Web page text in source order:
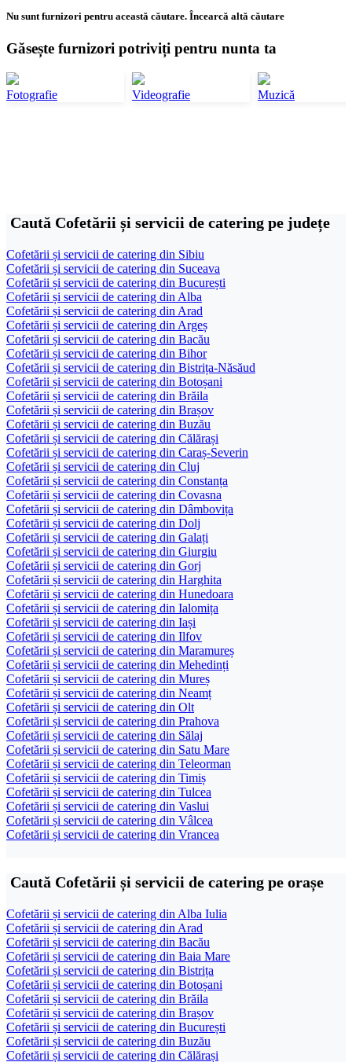
Nu sunt furnizori pentru această căutare. Încearcă altă căutare
Găsește furnizori potriviți pentru nunta ta
Fotografie Videografie Muzică
Caută Cofetării și servicii de catering pe județe
Cofetării și servicii de catering din Sibiu
Cofetării și servicii de catering din Suceava
Cofetării și servicii de catering din București
Cofetării și servicii de catering din Alba
Cofetării și servicii de catering din Arad
Cofetării și servicii de catering din Argeș
Cofetării și servicii de catering din Bacău
Cofetării și servicii de catering din Bihor
Cofetării și servicii de catering din Bistrița-Năsăud
Cofetării și servicii de catering din Botoșani
Cofetării și servicii de catering din Brăila
Cofetării și servicii de catering din Brașov
Cofetării și servicii de catering din Buzău
Cofetării și servicii de catering din Călărași
Cofetării și servicii de catering din Caraș-Severin
Cofetării și servicii de catering din Cluj
Cofetării și servicii de catering din Constanța
Cofetării și servicii de catering din Covasna
Cofetării și servicii de catering din Dâmbovița
Cofetării și servicii de catering din Dolj
Cofetării și servicii de catering din Galați
Cofetării și servicii de catering din Giurgiu
Cofetării și servicii de catering din Gorj
Cofetării și servicii de catering din Harghita
Cofetării și servicii de catering din Hunedoara
Cofetării și servicii de catering din Ialomița
Cofetării și servicii de catering din Iași
Cofetării și servicii de catering din Ilfov
Cofetării și servicii de catering din Maramureș
Cofetării și servicii de catering din Mehedinți
Cofetării și servicii de catering din Mureș
Cofetării și servicii de catering din Neamț
Cofetării și servicii de catering din Olt
Cofetării și servicii de catering din Prahova
Cofetării și servicii de catering din Sălaj
Cofetării și servicii de catering din Satu Mare
Cofetării și servicii de catering din Teleorman
Cofetării și servicii de catering din Timiș
Cofetării și servicii de catering din Tulcea
Cofetării și servicii de catering din Vaslui
Cofetării și servicii de catering din Vâlcea
Cofetării și servicii de catering din Vrancea
Caută Cofetării și servicii de catering pe orașe
Cofetării și servicii de catering din Alba Iulia
Cofetării și servicii de catering din Arad
Cofetării și servicii de catering din Bacău
Cofetării și servicii de catering din Baia Mare
Cofetării și servicii de catering din Bistrița
Cofetării și servicii de catering din Botoșani
Cofetării și servicii de catering din Brăila
Cofetării și servicii de catering din Brașov
Cofetării și servicii de catering din București
Cofetării și servicii de catering din Buzău
Cofetării și servicii de catering din Călărași